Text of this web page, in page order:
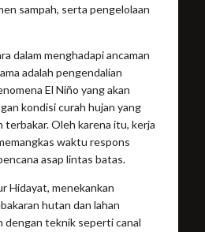
sampah, serta pengelolaan
dalam menghadapi ancaman
adalah pengendalian
El Niño yang akan
kondisi curah hujan yang
Oleh karena itu, kerja
waktu respons
asap lintas batas.
Hidayat, menekankan
hutan dan lahan
dengan teknik seperti canal